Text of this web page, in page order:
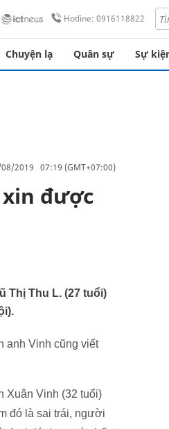
Hotline: 0916118822
Chuyện lạ Quân sự Sự
2019 07:19 (GMT+07:00)
được
Thị Thu L. (27 tuổi)
anh Vinh cũng viết
Xuân Vinh (32 tuổi)
đó là sai trái, người